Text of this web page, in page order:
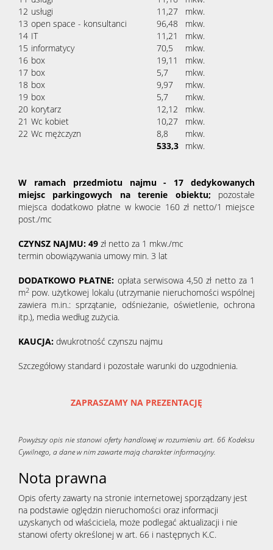
12 usługi 11,27
mkw.
13 open space - konsultanci 96,48
mkw.
14 IT 11,21
mkw.
15 informatycy 70,5
mkw.
16 box 19,11
mkw.
17 box 5,7
mkw.
18 box 9,97
mkw.
19 box 5,7
mkw.
20 korytarz 12,12
mkw.
21 Wc kobiet 10,27
mkw.
22 Wc mężczyzn 8,8
mkw.
533,3
mkw.
W ramach przedmiotu najmu - 17 dedykowanych
miejsc parkingowych na terenie obiektu; pozostałe
miejsca dodatkowo płatne w kwocie 160 zł netto/1 miejsce
post./mc
CZYNSZ NAJMU: 49 zł netto za 1 mkw./mc
termin obowiązywania umowy min. 3 lat
DODATKOWO PŁATNE: opłata serwisowa 4,50 zł netto za 1
m2 pow. użytkowej lokalu (utrzymanie nieruchomości wspólnej
zawiera m.in.: sprzątanie, odśnieżanie, oświetlenie, ochrona
itp.), media według zużycia.
KAUCJA: dwukrotność czynszu najmu
Szczegółowy standard i pozostałe warunki do uzgodnienia.
ZAPRASZAMY NA PREZENTACJĘ
Powyższy opis nie stanowi oferty handlowej w rozumieniu art. 66 Kodeksu
Cywilnego, a dane w nim zawarte mają charakter informacyjny.
Nota prawna
Opis oferty zawarty na stronie internetowej sporządzany jest
na podstawie oględzin nieruchomości oraz informacji
uzyskanych od właściciela, może podlegać aktualizacji i nie
stanowi oferty określonej w art. 66 i następnych K.C.